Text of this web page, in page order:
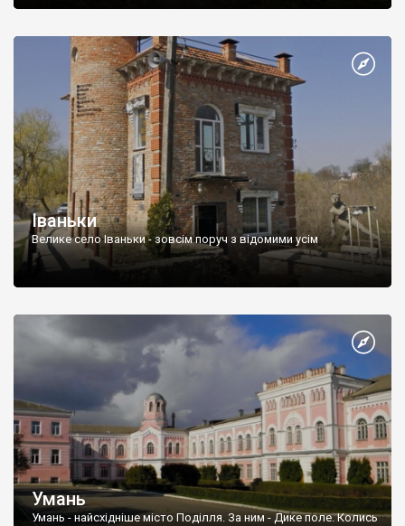
заповідник.
Іваньки
Велике село Іваньки - зовсім поруч з відомими усім
Умань
Умань - найсхідніше місто Поділля. За ним - Дике поле. Колись